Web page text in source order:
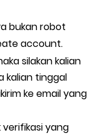
bukan robot
account.
silakan kalian
kalian tinggal
ke email yang
verifikasi yang